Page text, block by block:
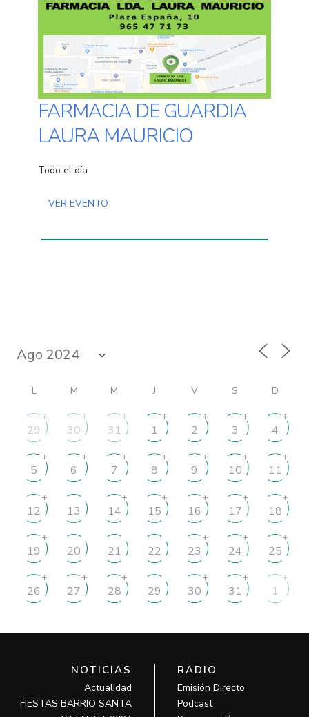
FARMACIA DE GUARDIA
LAURA MAURICIO
Todo el día
VER EVENTO
L M M J V S D
29
+
30
+
31
+
1
+
2
+
3
+
4
+
5
+
6
+
7
+
8
+
9
+
10
+
11
+
12
+
13 14
+
15
+
16
+
17
+
18
+
19
+
20 21 22 23
+
24
+
25
+
26
+
27
+
28
+
29 30
+
31
+
1
+
NOTICIAS
Actualidad
FIESTAS BARRIO SANTA
RADIO
Emisión Directo
Podcast